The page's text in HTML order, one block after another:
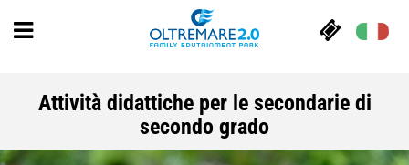
Attività didattiche per le secondarie di
secondo grado